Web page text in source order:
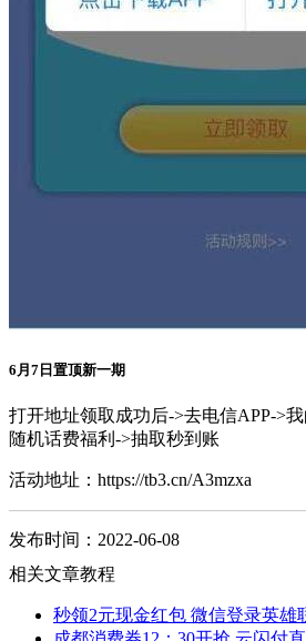
6月7日置顶新一期
打开地址领取成功后->去电信APP->
随机话费福利->抽取秒到账
活动地址：https://tb3.cn/A3mzxa
发布时间：2022-06-08
相关文章教程
秒领2元现金红包 微信登录英雄